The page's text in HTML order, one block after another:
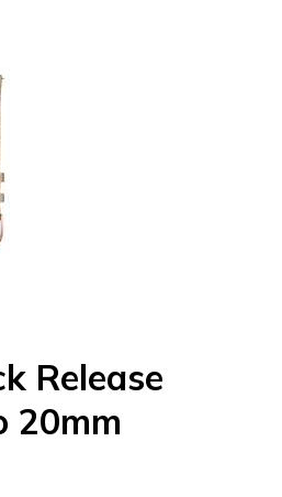
Release
20mm